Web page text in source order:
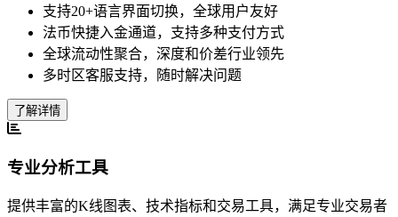
支持20+语言界面切换，全球用户友好
法币快捷入金通道，支持多种支付方式
全球流动性聚合，深度和价差行业领先
多时区客服支持，随时解决问题
了解详情
专业分析工具
提供丰富的K线图表、技术指标和交易工具，满足专业交易者